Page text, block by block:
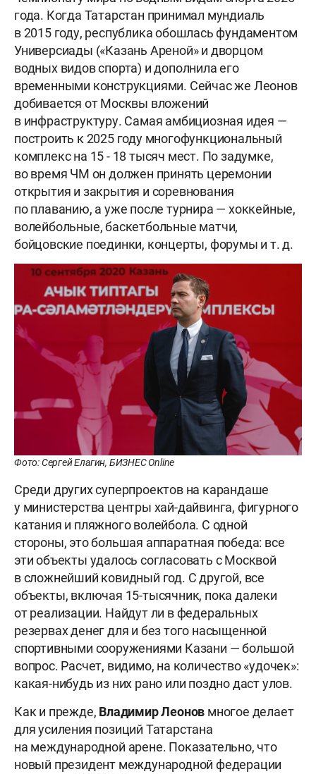
года. Когда Татарстан принимал мундиаль
в 2015 году, республика обошлась фундаментом
Универсиады («Казань Ареной» и дворцом
водных видов спорта) и дополнила его
временными конструкциями. Сейчас же Леонов
добивается от Москвы вложений
в инфраструктуру. Самая амбициозная идея —
построить к 2025 году многофункциональный
комплекс на 15 - 18 тысяч мест. По задумке,
во время ЧМ он должен принять церемонии
открытия и закрытия и соревнования
по плаванию, а уже после турнира — хоккейные,
волейбольные, баскетбольные матчи,
бойцовские поединки, концерты, форумы и т. д.
Фото: Сергей Елагин, БИЗНЕС Online
Среди других суперпроектов на карандаше
у министерства центры хай-дайвинга, фигурного
катания и пляжного волейбола. С одной
стороны, это большая аппаратная победа: все
эти объекты удалось согласовать с Москвой
в сложнейший ковидный год. С другой, все
объекты, включая 15-тысячник, пока далеки
от реализации. Найдут ли в федеральных
резервах денег для и без того насыщенной
спортивными сооружениями Казани — большой
вопрос. Расчет, видимо, на количество «удочек»:
какая-нибудь из них рано или поздно даст улов.
Как и прежде, ВладимирЛеонов многое делает
для усиления позиций Татарстана
на международной арене. Показательно, что
новый президент международной федерации